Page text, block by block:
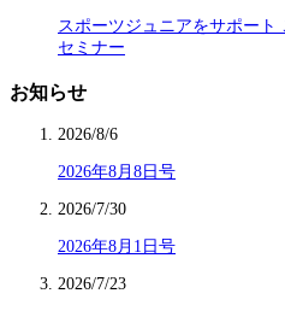
スポーツジュニアをサポー
セミナー
お知らせ
2026/8/6
2026年8月8日号
2026/7/30
2026年8月1日号
2026/7/23